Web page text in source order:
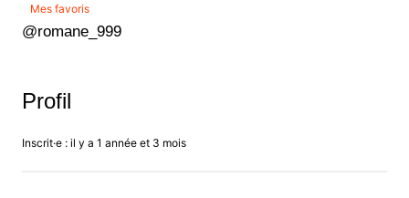
Mes favoris
@romane_999
Profil
Inscrit·e : il y a 1 année et 3 mois